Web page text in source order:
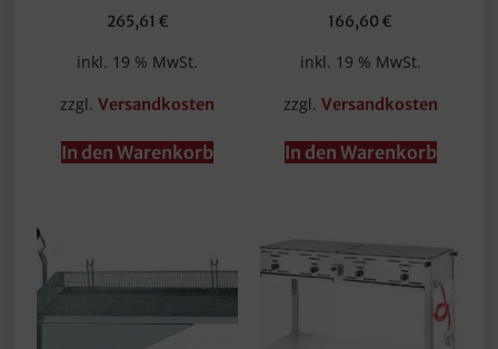
265,61 €
inkl. 19 % MwSt.
zzgl.Versandkosten
In den Warenkorb
166,60 €
inkl. 19 % MwSt.
zzgl. Versandkosten
In den Warenkorb